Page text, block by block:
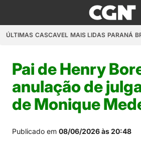
ÚLTIMAS CASCAVEL MAIS LIDAS PARANÁ
Pai de Henry
anulação de
de Monique
Publicado em 08/06/2026 às 20:48